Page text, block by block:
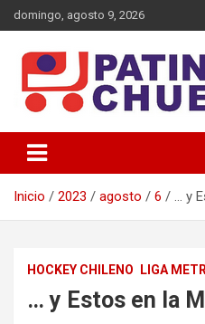
Saltar
al
domingo, agosto 9, 2026
Patines y
Inicio 2023 agosto 6 … y
HOCKEY CHILENO LIGA
… y Estos en la